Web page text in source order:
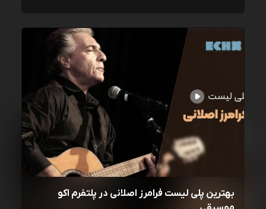
بهترین پلی لیست فرامرز اصلانی در پلتفرم اکو